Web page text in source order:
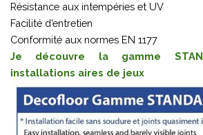
Résistance aux intempéries et UV
Facilité d’entretien
Conformité aux normes EN 1177
Je découvre la gamme
installations aires de jeux